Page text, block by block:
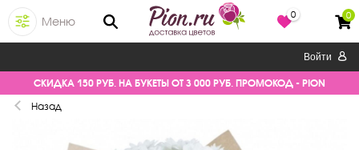
Меню
0 0
Войти
СКИДКА 150 РУБ. НА БУКЕТЫ ОТ 3 000 РУБ. ПРОМОКОД - PION
Назад